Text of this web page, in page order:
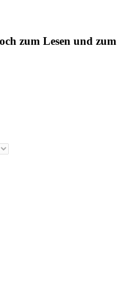
zum Lesen und